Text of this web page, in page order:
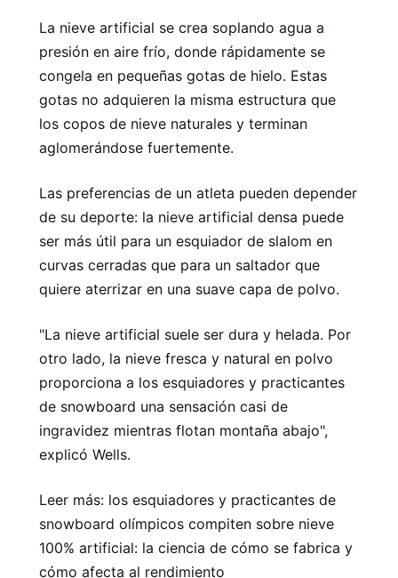
La nieve artificial se crea soplando agua a
presión en aire frío, donde rápidamente se
congela en pequeñas gotas de hielo. Estas
gotas no adquieren la misma estructura que
los copos de nieve naturales y terminan
aglomerándose fuertemente.
Las preferencias de un atleta pueden depender
de su deporte: la nieve artificial densa puede
ser más útil para un esquiador de slalom en
curvas cerradas que para un saltador que
quiere aterrizar en una suave capa de polvo.
"La nieve artificial suele ser dura y helada. Por
otro lado, la nieve fresca y natural en polvo
proporciona a los esquiadores y practicantes
de snowboard una sensación casi de
ingravidez mientras flotan montaña abajo",
explicó Wells.
Leer más: los esquiadores y practicantes de
snowboard olímpicos compiten sobre nieve
100% artificial: la ciencia de cómo se fabrica y
cómo afecta al rendimiento